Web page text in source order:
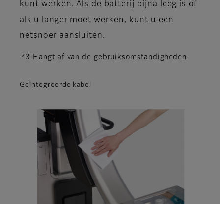
kunt werken. Als de batterij bijna leeg is of
als u langer moet werken, kunt u een
netsnoer aansluiten.
*3 Hangt af van de gebruiksomstandigheden
Geïntegreerde kabel